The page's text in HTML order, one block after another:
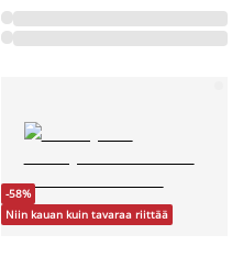
-58%
Niin kauan kuin tavaraa riittää